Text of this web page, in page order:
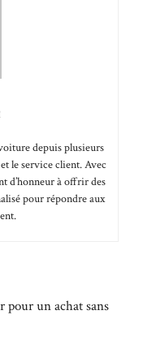
depuis plusieurs
le service client. Avec
d’honneur à offrir des
pour répondre aux
pour un achat sans